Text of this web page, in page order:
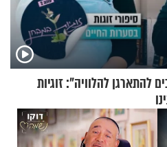
להתארגן להלוויה": זוגיות